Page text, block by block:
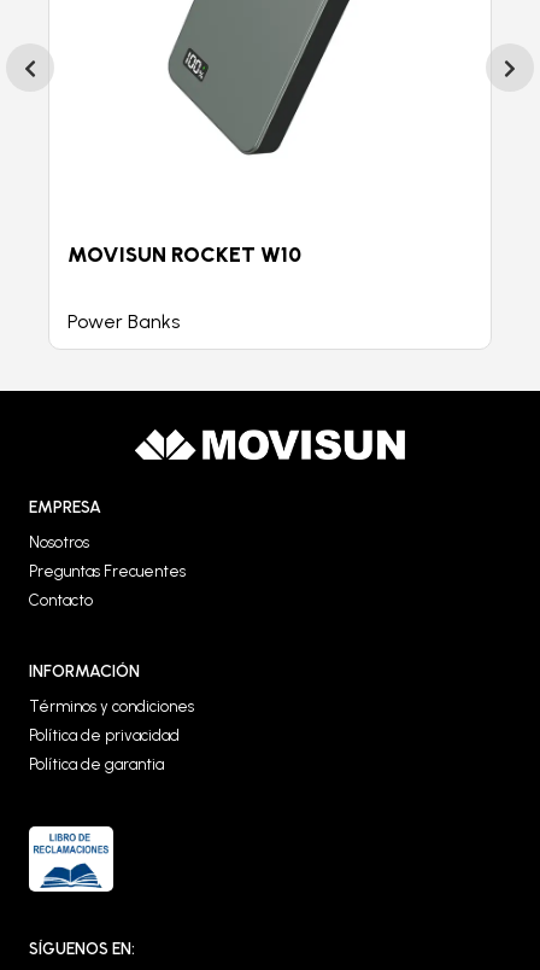
MOVISUN ROCKET W10
Power Banks
EMPRESA
Nosotros
Preguntas Frecuentes
Contacto
INFORMACIÓN
Términos y condiciones
Política de privacidad
Política de garantia
SÍGUENOS EN: